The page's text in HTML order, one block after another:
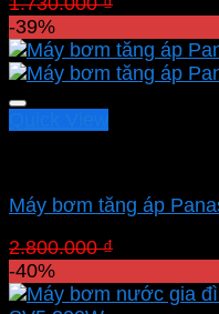
là:
1.730.000
-39%
Máy bơm tăng áp
2.800.000₫
là:
-40%